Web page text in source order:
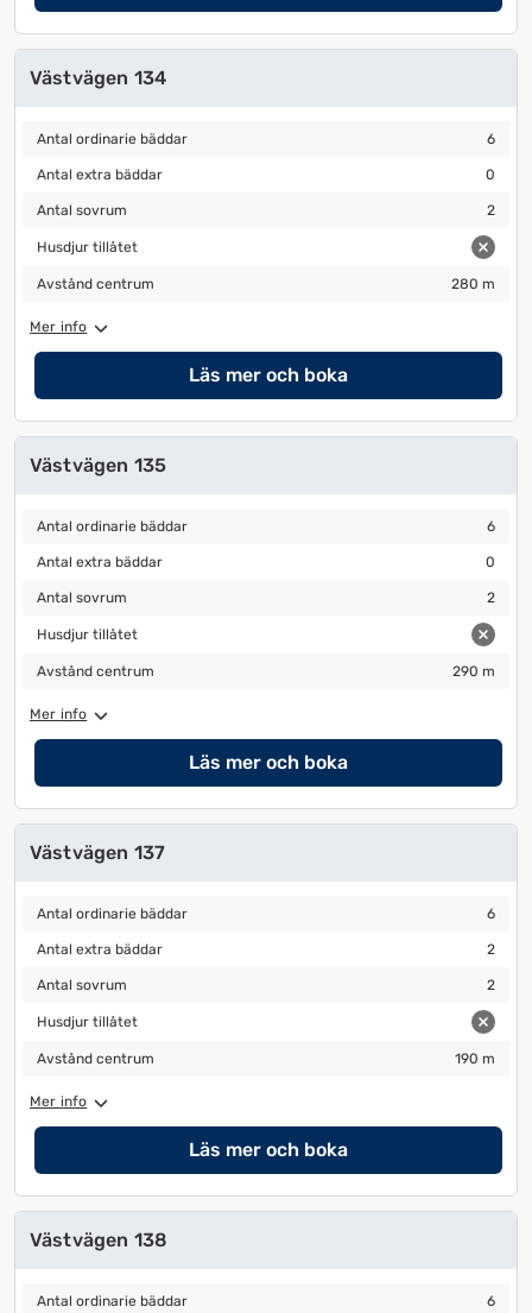
Västvägen 134
Antal ordinarie bäddar
Antal ordinarie bäddar 6
Antal extra bäddar
Antal extra bäddar 0
Antal sovrum
Antal sovrum 2
Husdjur tillåtet
Husdjur tillåtet
Avstånd centrum
Avstånd centrum 280 m
Mer info
Läs mer och boka
Västvägen 135
Antal ordinarie bäddar
Antal ordinarie bäddar 6
Antal extra bäddar
Antal extra bäddar 0
Antal sovrum
Antal sovrum 2
Husdjur tillåtet
Husdjur tillåtet
Avstånd centrum
Avstånd centrum 290 m
Mer info
Läs mer och boka
Västvägen 137
Antal ordinarie bäddar
Antal ordinarie bäddar 6
Antal extra bäddar
Antal extra bäddar 2
Antal sovrum
Antal sovrum 2
Husdjur tillåtet
Husdjur tillåtet
Avstånd centrum
Avstånd centrum 190 m
Mer info
Läs mer och boka
Västvägen 138
Antal ordinarie bäddar
Antal ordinarie bäddar 6